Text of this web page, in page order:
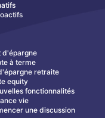
d'épargne
à terme
retraite
equity
fonctionnalités
vie
une discussion